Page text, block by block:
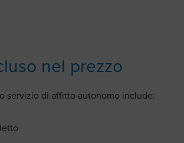
nel prezzo
servizio di affitto autonomo include: